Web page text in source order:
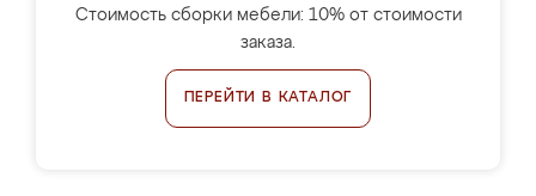
Стоимость сборки мебели: 10% от стоимости
заказа.
ПЕРЕЙТИ В КАТАЛОГ